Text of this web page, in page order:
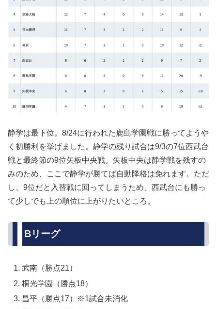
静学は最下位。8/24に行われた鹿島学園戦に勝ってようや
く初勝利を挙げました。静学の残り試合は9/3の7位西武台
戦と最終節の9位矢板中央戦。矢板中央は静学戦を残すの
みのため、ここで静学が勝てば自動降格は免れます。ただ
し、9位だと入替戦に回ってしまうため、西武台にも勝っ
て少しでも上の順位に上がりたいところ。
Bリーグ
武南（勝点21）
桐光学園（勝点18）
昌平（勝点17）※1試合未消化